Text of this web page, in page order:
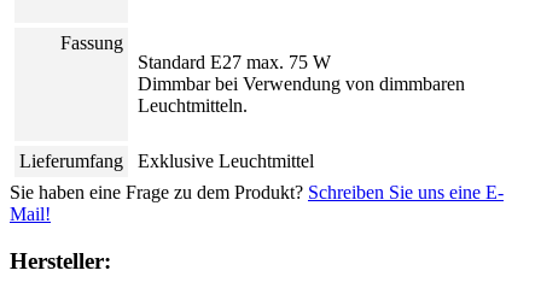
Fassung
Standard E27 max. 75 W
Dimmbar bei Verwendung von dimmbaren
Leuchtmitteln.
Lieferumfang
Exklusive Leuchtmittel
Sie haben eine Frage zu dem Produkt? Schreiben Sie uns eine E-
Mail!
Hersteller: